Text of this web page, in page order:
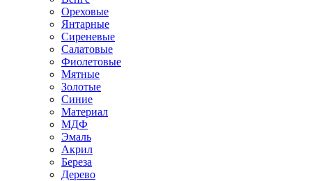
Ореховые
Янтарные
Сиреневые
Салатовые
Фиолетовые
Мятные
Золотые
Синие
Материал
МДФ
Эмаль
Акрил
Береза
Дерево